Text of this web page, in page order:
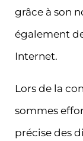
grâce à son
également
Internet.
Lors de la
sommes
précise des